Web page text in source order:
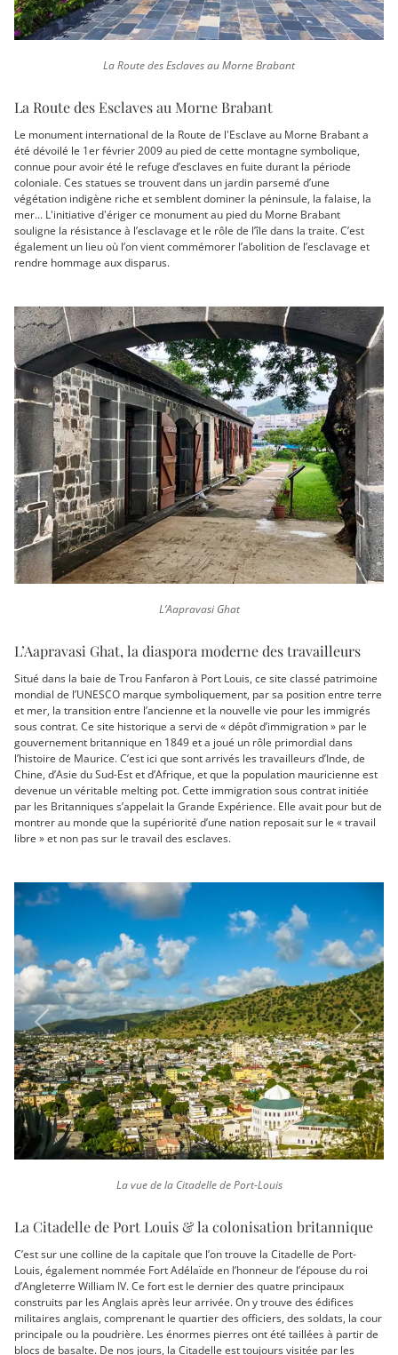
La Route des Esclaves au Morne Brabant
Le monument international de la Route de l'Esclave au Morne Brabant a
été dévoilé le 1er février 2009 au pied de cette montagne symbolique,
connue pour avoir été le refuge d’esclaves en fuite durant la période
coloniale. Ces statues se trouvent dans un jardin parsemé d’une
végétation indigène riche et semblent dominer la péninsule, la falaise, la
mer... L'initiative d'ériger ce monument au pied du Morne Brabant
souligne la résistance à l’esclavage et le rôle de l’île dans la traite. C’est
également un lieu où l’on vient commémorer l’abolition de l’esclavage et
rendre hommage aux disparus.
La Route des Esclaves au Morne Brabant
L’Aapravasi Ghat
L’Aapravasi Ghat, la diaspora moderne des travailleurs
Situé dans la baie de Trou Fanfaron à Port Louis, ce site classé patrimoine
mondial de l’UNESCO marque symboliquement, par sa position entre terre
et mer, la transition entre l’ancienne et la nouvelle vie pour les immigrés
sous contrat. Ce site historique a servi de « dépôt d’immigration » par le
gouvernement britannique en 1849 et a joué un rôle primordial dans
l’histoire de Maurice. C’est ici que sont arrivés les travailleurs d’Inde, de
Chine, d’Asie du Sud-Est et d’Afrique, et que la population mauricienne est
devenue un véritable melting pot. Cette immigration sous contrat initiée
par les Britanniques s’appelait la Grande Expérience. Elle avait pour but de
montrer au monde que la supériorité d’une nation reposait sur le « travail
libre » et non pas sur le travail des esclaves.
La Citadelle de Port Louis & la colonisation britannique
C’est sur une colline de la capitale que l’on trouve la Citadelle de Port-
Louis, également nommée Fort Adélaïde en l’honneur de l’épouse du roi
d’Angleterre William IV. Ce fort est le dernier des quatre principaux
construits par les Anglais après leur arrivée. On y trouve des édifices
militaires anglais, comprenant le quartier des officiers, des soldats, la cour
principale ou la poudrière. Les énormes pierres ont été taillées à partir de
blocs de basalte. De nos jours, la Citadelle est toujours visitée par les
Previous Next
La vue de la Citadelle de Port-Louis